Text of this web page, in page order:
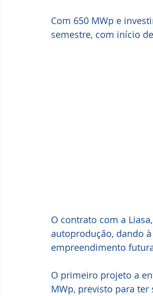
Com 650 MWp e
semestre, com início
O contrato com a
autoprodução, dando
empreendimento
O primeiro projeto a
MWp, previsto para ter